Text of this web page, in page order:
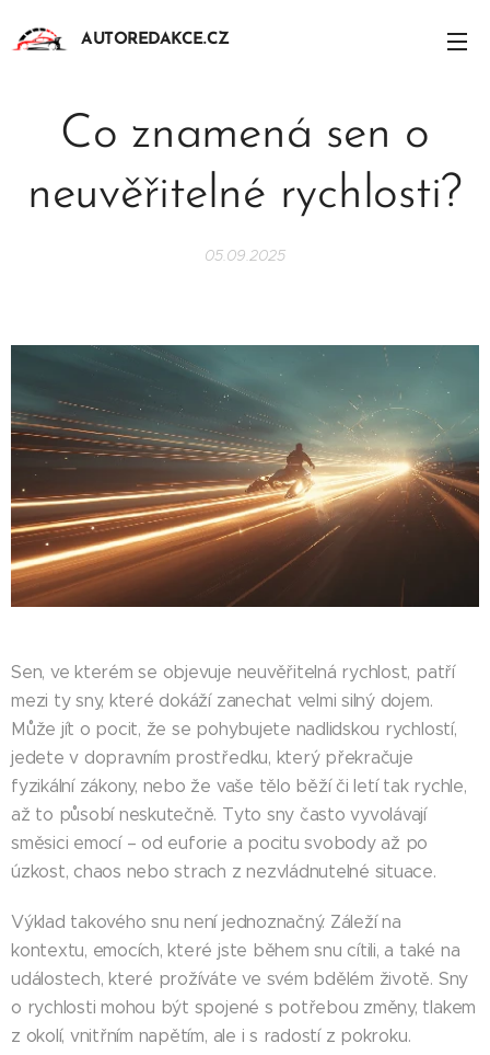
AUTOREDAKCE.CZ
Co znamená sen o
neuvěřitelné rychlosti?
05.09.2025
Sen, ve kterém se objevuje neuvěřitelná rychlost, patří
mezi ty sny, které dokáží zanechat velmi silný dojem.
Může jít o pocit, že se pohybujete nadlidskou rychlostí,
jedete v dopravním prostředku, který překračuje
fyzikální zákony, nebo že vaše tělo běží či letí tak rychle,
až to působí neskutečně. Tyto sny často vyvolávají
směsici emocí – od euforie a pocitu svobody až po
úzkost, chaos nebo strach z nezvládnutelné situace.
Výklad takového snu není jednoznačný. Záleží na
kontextu, emocích, které jste během snu cítili, a také na
událostech, které prožíváte ve svém bdělém životě. Sny
o rychlosti mohou být spojené s potřebou změny, tlakem
z okolí, vnitřním napětím, ale i s radostí z pokroku.